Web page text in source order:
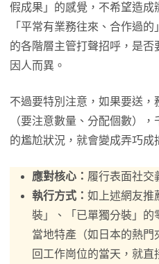
假成果」的感覺，不希望造
「平常有業務往來、合作過
的各階層主管打聲招呼，是
因人而異。
不過要特別注意，如果要送
（要注意數量、分配個數）
的尷尬狀況，就會變成弄巧成
應對核心： 履行表面社交
執行方式： 如上述網友推
裝」、「已單獨分裝」的
當地特產（如日本的熱門
回工作崗位的當天，就